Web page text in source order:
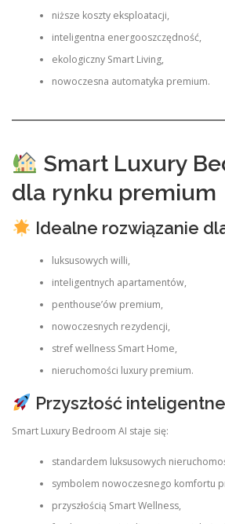
niższe koszty eksploatacji,
inteligentna energooszczędność,
ekologiczny Smart Living,
nowoczesna automatyka premium.
Smart Luxury
dla rynku premium
Idealne rozwiązanie
luksusowych willi,
inteligentnych apartamentów,
penthouse’ów premium,
nowoczesnych rezydencji,
stref wellness Smart Home,
nieruchomości luxury premium.
Przyszłość
Smart Luxury Bedroom AI staje się:
standardem luksusowych
symbolem nowoczesnego komfortu
przyszłością Smart Wellness,